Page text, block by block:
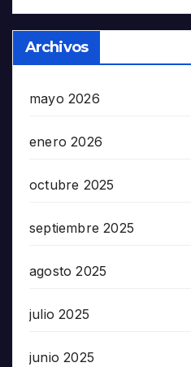
Archivos
mayo 2026
enero 2026
octubre 2025
septiembre 2025
agosto 2025
julio 2025
junio 2025